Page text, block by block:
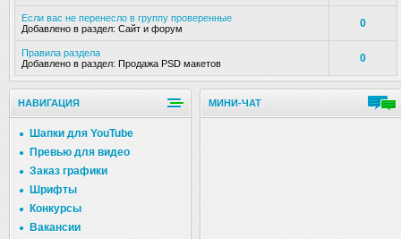
Если вас не перенесло в группу проверенные
Добавлено в раздел: Сайт и форум 0
Правила раздела
Добавлено в раздел: Продажа PSD макетов 0
НАВИГАЦИЯ
Шапки для YouTube
Превью для видео
Заказ графики
Шрифты
Конкурсы
Вакансии
МИНИ-ЧАТ